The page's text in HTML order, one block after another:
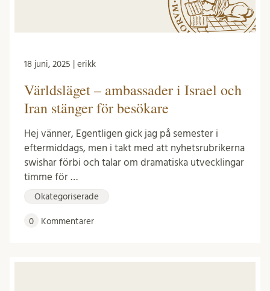
18 juni, 2025 | erikk
Världsläget – ambassader i Israel och
Iran stänger för besökare
Hej vänner, Egentligen gick jag på semester i
eftermiddags, men i takt med att nyhetsrubrikerna
swishar förbi och talar om dramatiska utvecklingar
timme för …
Okategoriserade
0 Kommentarer